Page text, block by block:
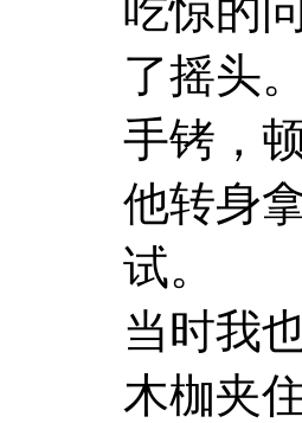
吃惊的
了摇头
手铐，
他转身
试。
当时我
木枷夹